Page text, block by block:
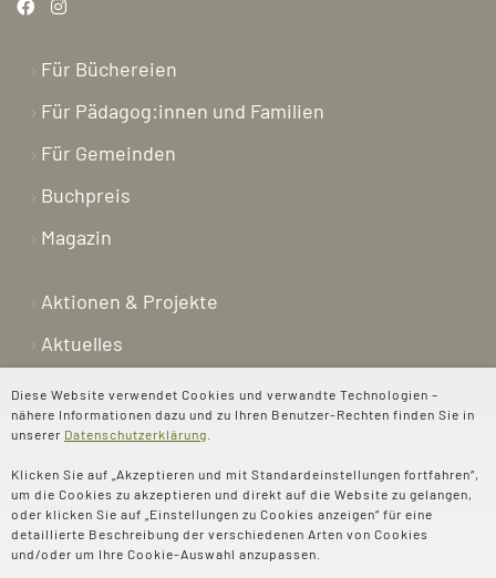
Diese Website verwendet Cookies und verwandte Technologien –
nähere Informationen dazu und zu Ihren Benutzer-Rechten finden Sie in
unserer Datenschutzerklärung
Klicken Sie auf „Akzeptieren und mit Standardeinstellungen fortfahren“,
um die Cookies zu akzeptieren und direkt auf die Website zu gelangen,
oder klicken Sie auf „Einstellungen zu Cookies anzeigen“ für eine
detaillierte Beschreibung der verschiedenen Arten von Cookies
und/oder um Ihre Cookie-Auswahl anzupassen.
Für Büchereien
Für Pädagog:innen und Familien
Für Gemeinden
Buchpreis
Magazin
Aktionen & Projekte
Aktuelles
Newsletter
Shop
Kontakt
Über uns
Spenden